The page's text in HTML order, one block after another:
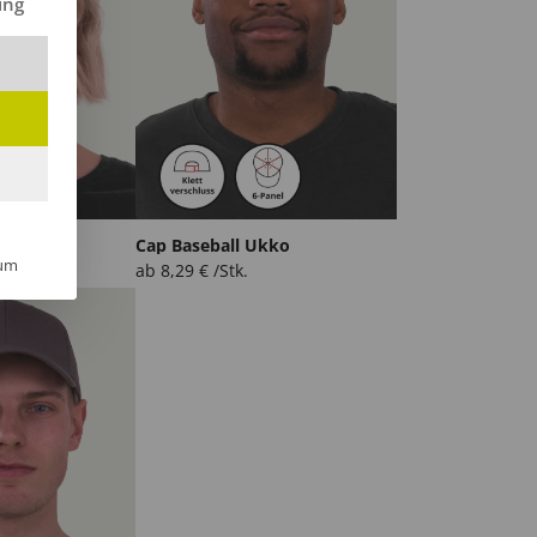
Cap Baseball Ukko
ab 8,29 € /Stk.